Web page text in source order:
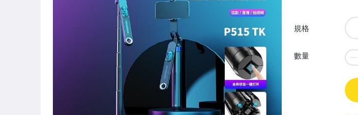
規格
數量
手機、配件與通訊
電腦、平板與周邊
相機、攝影與周邊
運動、戶外與休閒